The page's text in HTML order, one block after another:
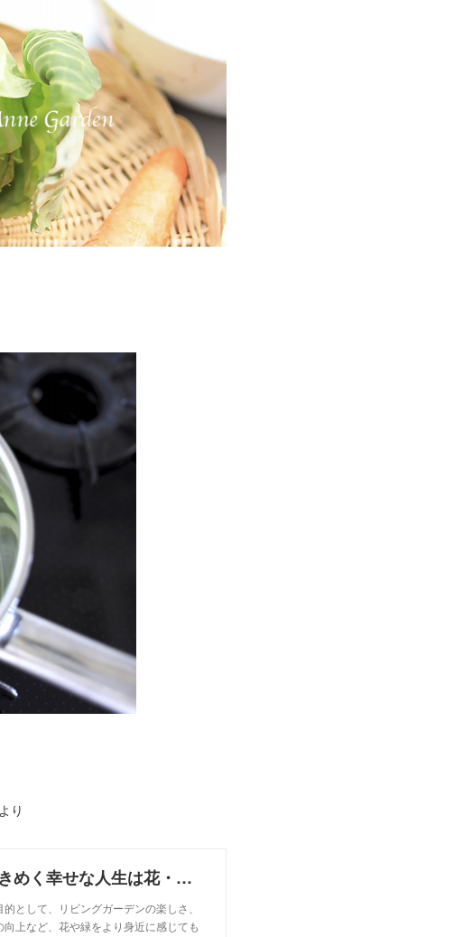
り
GardenStory (ガーデンストーリー) - 心ときめく幸せな人生は花・緑・庭にある
として、リビングガーデンの楽しさ、
上など、花や緑をより⾝近に感じても